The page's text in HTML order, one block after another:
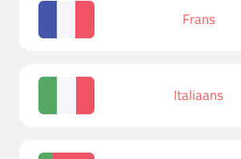
Frans
Italiaans